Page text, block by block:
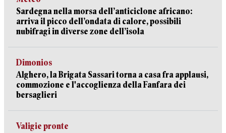
Sardegna nella morsa dell’anticiclone africano:
arriva il picco dell’ondata di calore, possibili
nubifragi in diverse zone dell’isola
Dimonios
Alghero, la Brigata Sassari torna a casa fra applausi,
commozione e l'accoglienza della Fanfara dei
bersaglieri
Valigie pronte